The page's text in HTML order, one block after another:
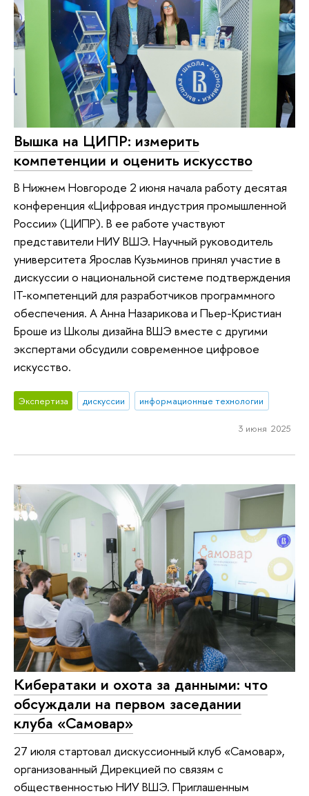
Вышка на ЦИПР: измерить
компетенции и оценить искусство
В Нижнем Новгороде 2 июня начала работу десятая
конференция «Цифровая индустрия промышленной
России» (ЦИПР). В ее работе участвуют
представители НИУ ВШЭ. Научный руководитель
университета Ярослав Кузьминов принял участие в
дискуссии о национальной системе подтверждения
IT-компетенций для разработчиков программного
обеспечения. А Анна Назарикова и Пьер-Кристиан
Броше из Школы дизайна ВШЭ вместе с другими
экспертами обсудили современное цифровое
искусство.
Экспертиза дискуссии информационные технологии
3 июня 2025
Кибератаки и охота за данными: что
обсуждали на первом заседании
клуба «Самовар»
27 июля стартовал дискуссионный клуб «Самовар»,
организованный Дирекцией по связям с
общественностью НИУ ВШЭ. Приглашенным